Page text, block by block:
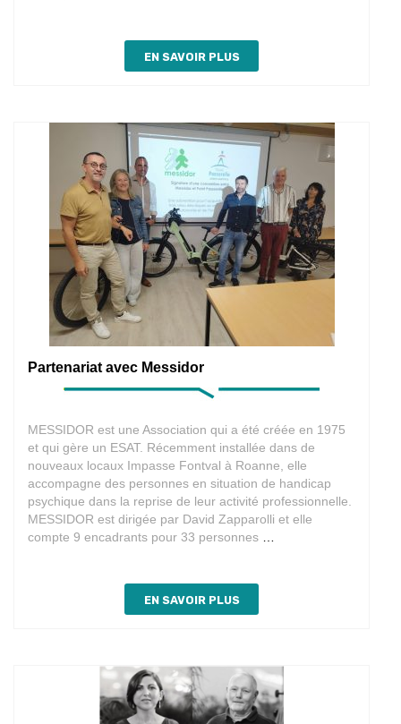
EN SAVOIR PLUS
Partenariat avec Messidor
MESSIDOR est une Association qui a été créée en 1975
et qui gère un ESAT. Récemment installée dans de
nouveaux locaux Impasse Fontval à Roanne, elle
accompagne des personnes en situation de handicap
psychique dans la reprise de leur activité professionnelle.
MESSIDOR est dirigée par David Zapparolli et elle
compte 9 encadrants pour 33 personnes
EN SAVOIR PLUS